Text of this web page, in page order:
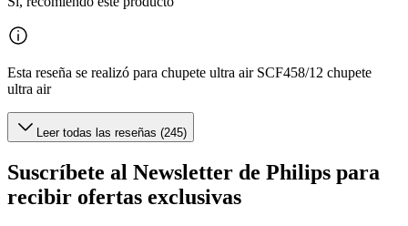
Esta reseña se realizó para chupete ultra air SCF458/12 chupete
ultra air
Leer todas las reseñas (245)
Suscríbete al Newsletter de Philips para
recibir ofertas exclusivas